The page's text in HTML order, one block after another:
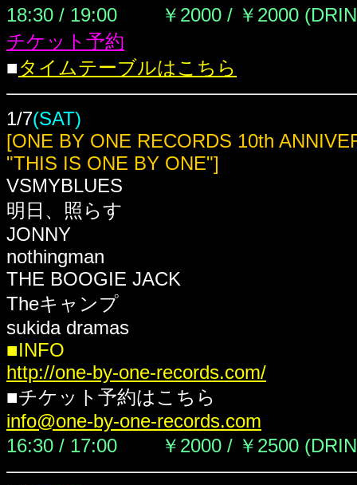
18:30 / 19:00 ￥2000 / ￥2000
チケット予約
■タイムテーブルはこちら
1/7(SAT)
[ONE BY ONE RECORDS 10th
"THIS IS ONE BY ONE"]
VSMYBLUES
明日、照らす
JONNY
nothingman
THE BOOGIE JACK
Theキャンプ
sukida dramas
■INFO
http://one-by-one-records.com/
■チケット予約はこちら
info@one-by-one-records.com
16:30 / 17:00 ￥2000 / ￥2500